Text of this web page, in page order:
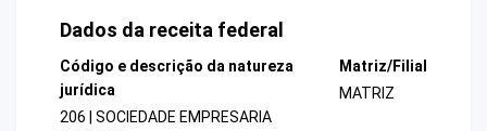
Dados da receita federal
Código e descrição da natureza
jurídica
206 | SOCIEDADE EMPRESARIA
Matriz/Filial
MATRIZ